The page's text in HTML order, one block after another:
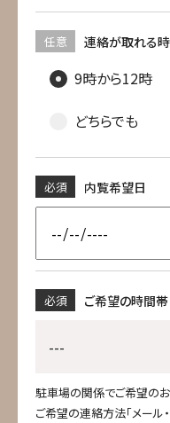
連絡が取れる
任意
9時から12時
どちらでも
内覧希望日
必須
ご希望の時間帯
必須
駐車場の関係でご希望のお
ご希望の連絡方法「メール